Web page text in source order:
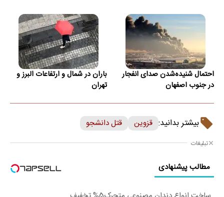
احتمال شنیده‌شدن صدای انفجار
در جنوب اصفهان
باران در شمال و ارتفاعات البرز و
تهران
بیشتر بدانید: قزوین قتل دانشجو
تبلیغات
مطالب پیشنهادی